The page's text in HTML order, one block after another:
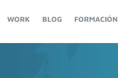
WORK BLOG FORMACIÓN